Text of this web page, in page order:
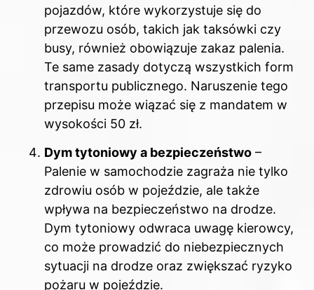
pojazdów, które wykorzystuje się do
przewozu osób, takich jak taksówki czy
busy, również obowiązuje zakaz palenia.
Te same zasady dotyczą wszystkich form
transportu publicznego. Naruszenie tego
przepisu może wiązać się z mandatem w
wysokości 50 zł.
Dym tytoniowy a bezpieczeństwo –
Palenie w samochodzie zagraża nie tylko
zdrowiu osób w pojeździe, ale także
wpływa na bezpieczeństwo na drodze.
Dym tytoniowy odwraca uwagę kierowcy,
co może prowadzić do niebezpiecznych
sytuacji na drodze oraz zwiększać ryzyko
pożaru w pojeździe.